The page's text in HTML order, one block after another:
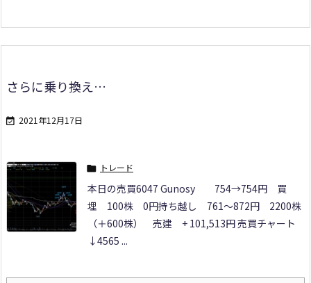
さらに乗り換え…
 2021年12月17日
 トレード
本日の売買6047 Gunosy
754→754円 買
埋 100株 0円持ち越し 761～872円 2200株
（＋600株） 売建 + 101,513円 売買チャート
↓4565 ...